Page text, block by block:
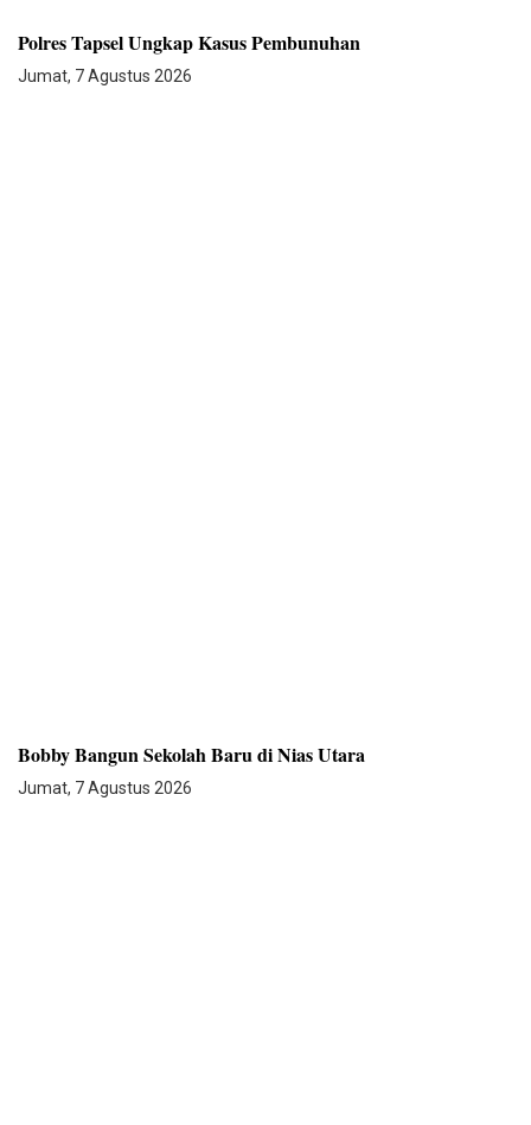
Polres Tapsel Ungkap Kasus Pembunuhan
Jumat, 7 Agustus 2026
Bobby Bangun Sekolah Baru di Nias Utara
Jumat, 7 Agustus 2026